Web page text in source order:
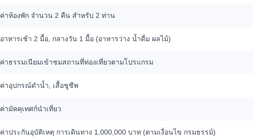
ค่าห้องพัก จำนวน 2 คืน สำหรับ 2 ท่าน
อาหารเช้า 2 มื้อ, กลางวัน 1 มื้อ (อาหารว่าง น้ำดื่ม ผลไม้)
ค่าธรรมเนียมเข้าชมสถานที่ท่องเที่ยวตามโปรแกรม
ค่าอุปกรณ์ดำน้ำ, เสื้อชูชีพ
ค่ามัคคุเทศก์นำเที่ยว
ค่าประกันอุบัติเหตุ การเดินทาง 1,000,000 บาท (ตามเงื่อนไข กรมธรรม์)